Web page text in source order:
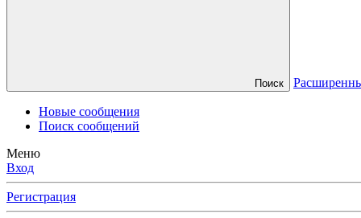
Поиск
Новые сообщения
Поиск сообщений
Меню
Вход
Регистрация